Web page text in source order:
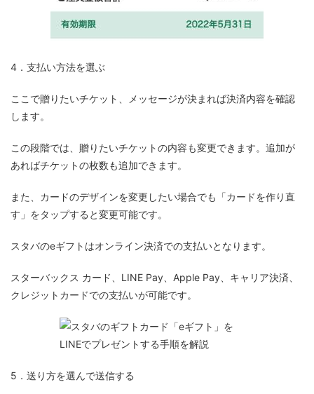
4．支払い方法を選ぶ
ここで贈りたいチケット、メッセージが決まれば決済内容を確認
します。
この段階では、贈りたいチケットの内容も変更できます。追加が
あればチケットの枚数も追加できます。
また、カードのデザインを変更したい場合でも「カードを作り直
す」をタップすると変更可能です。
スタバのeギフトはオンライン決済での支払いとなります。
スターバックス カード、LINE Pay、Apple Pay、キャリア決済、
クレジットカードでの支払いが可能です。
5．送り方を選んで送信する